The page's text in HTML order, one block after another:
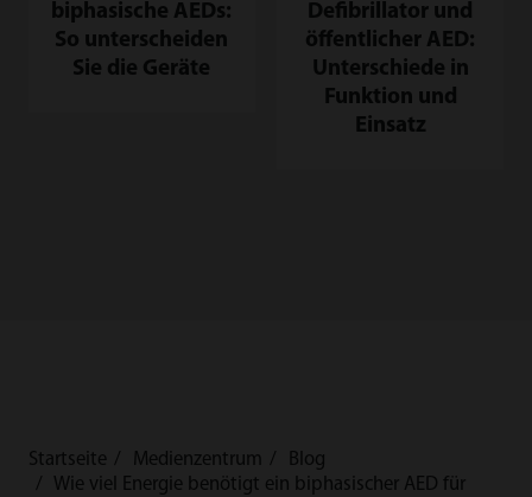
biphasische AEDs:
So unterscheiden
Sie die Geräte
Defibrillator und
öffentlicher AED:
Unterschiede in
Funktion und
Einsatz
Startseite Medienzentrum
Blog
Wie viel Energie benötigt ein biphasischer AED für